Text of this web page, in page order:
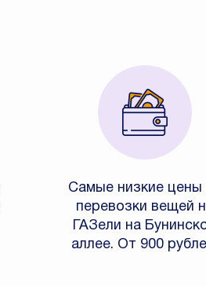
Самые низкие цены
перевозки вещей
ГАЗели на
аллее. От 900